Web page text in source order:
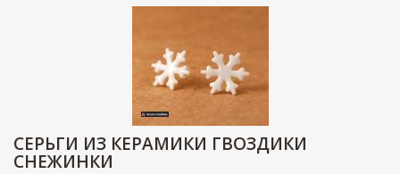
СЕРЬГИ ИЗ КЕРАМИКИ ГВОЗДИКИ
СНЕЖИНКИ